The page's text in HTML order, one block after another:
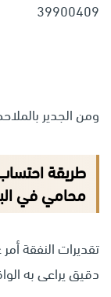
39900409
ومن الجدير
طريقة
محامي في
تقديرات النفقة
دقيق يراعى به